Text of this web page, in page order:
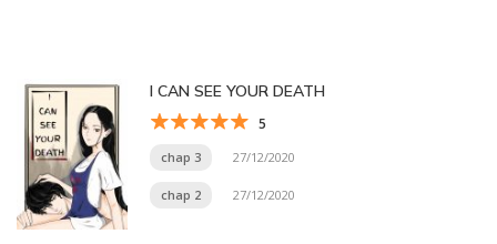
I CAN SEE YOUR DEATH
5
chap 3 27/12/2020
chap 2 27/12/2020